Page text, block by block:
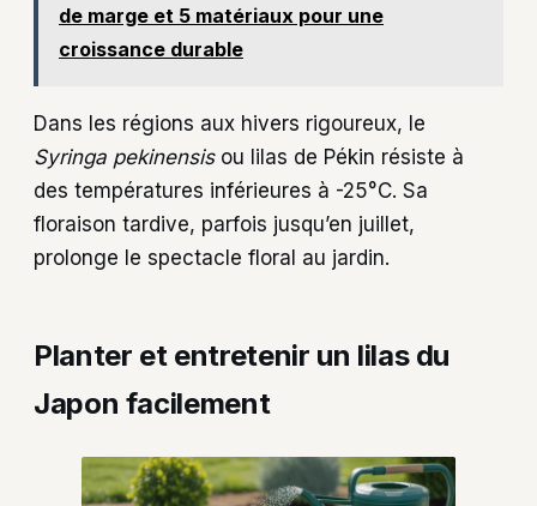
de marge et 5 matériaux pour une
croissance durable
Dans les régions aux hivers rigoureux, le
Syringa pekinensisou lilas de Pékin résiste à
des températures inférieures à -25°C. Sa
floraison tardive, parfois jusqu’en juillet,
prolonge le spectacle floral au jardin.
Planter et entretenir un lilas du
Japon facilement